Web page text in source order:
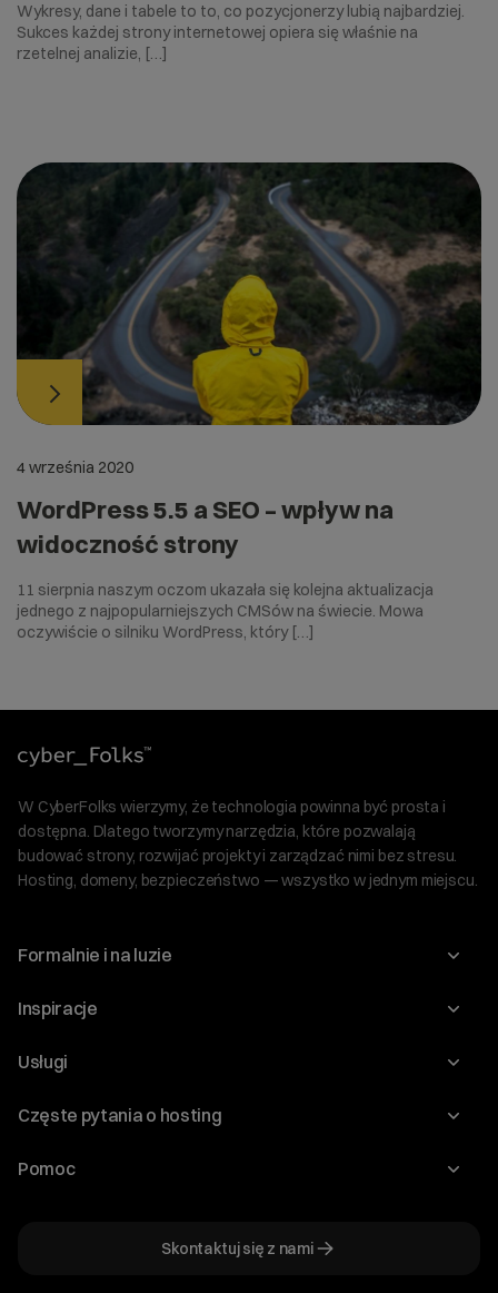
Wykresy, dane i tabele to to, co pozycjonerzy lubią najbardziej.
Sukces każdej strony internetowej opiera się właśnie na
rzetelnej analizie, […]
4 września 2020
WordPress 5.5 a SEO – wpływ na
widoczność strony
11 sierpnia naszym oczom ukazała się kolejna aktualizacja
jednego z najpopularniejszych CMSów na świecie. Mowa
oczywiście o silniku WordPress, który […]
W CyberFolks wierzymy, że technologia powinna być prosta i
dostępna. Dlatego tworzymy narzędzia, które pozwalają
budować strony, rozwijać projekty i zarządzać nimi bez stresu.
Hosting, domeny, bezpieczeństwo — wszystko w jednym miejscu.
Formalnie i na luzie
O nas
Program Korzyści dla Inwestorów
Regulaminy i specyfikacje
Inspiracje
Blog
WordPress
Audyt stron
Usługi
Domeny
Hosting dla WooCommerce
Częste pytania o hosting
Jak przenieść stronę?
Pomoc
Skontaktuj się z nami